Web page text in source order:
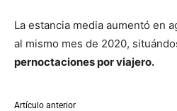
La estancia media aumentó en
al mismo mes de 2020,
pernoctaciones por viajero.
Artículo anterior